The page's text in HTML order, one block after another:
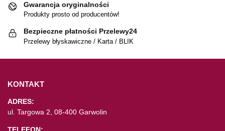
Gwarancja oryginalności
Produkty prosto od producentów!
Bezpieczne płatności Przelewy24
Przelewy błyskawiczne / Karta / BLIK
KONTAKT
ADRES:
ul. Targowa 2, 08-400 Garwolin